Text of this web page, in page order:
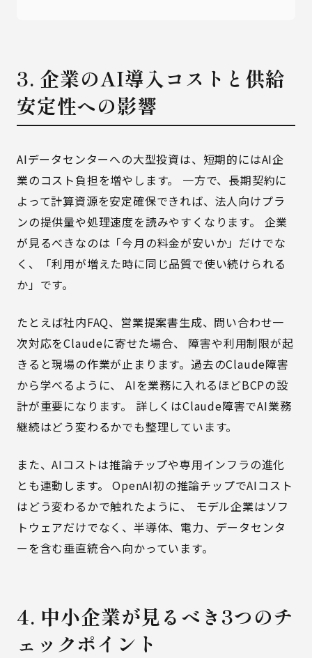
3. 企業のAI導入コストと供給
安定性への影響
AIデータセンターへの大型投資は、短期的にはAI企
業のコスト負担を増やします。 一方で、長期契約に
よって計算資源を安定確保できれば、法人向けプラ
ンの提供量や処理速度を読みやすくなります。 企業
が見るべきなのは「今月の料金が安いか」だけでな
く、「利用が増えた時に同じ品質で使い続けられる
か」です。
たとえば社内FAQ、営業提案書生成、問い合わせ一
次対応をClaudeに寄せた場合、 障害や利用制限が起
きると現場の作業が止まります。過去のClaude障害
から学べるように、 AIを業務に入れるほどBCPの設
計が重要になります。 詳しくはClaude障害でAI業務
継続はどう変わるかでも整理しています。
また、AIコストは推論チップや専用インフラの進化
とも連動します。OpenAI初の推論チップでAIコスト
はどう変わるかで触れたように、 モデル企業はソフ
トウェアだけでなく、半導体、電力、データセンタ
ーを含む垂直統合へ向かっています。
4. 中小企業が見るべき3つのチ
ェックポイント